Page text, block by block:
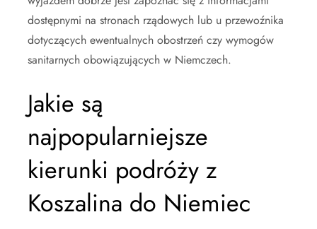
dostępnymi na stronach rządowych lub u przewoźnika
dotyczących ewentualnych obostrzeń czy wymogów
sanitarnych obowiązujących w Niemczech.
Jakie są
najpopularniejsze
kierunki podróży z
Koszalina do Niemiec